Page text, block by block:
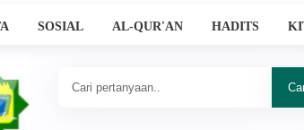
SOSIAL AL-QUR'AN HADITS